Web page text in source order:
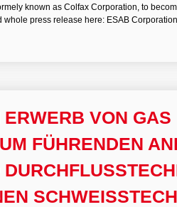
known as Colfax Corporation, to
press release here: ESAB
VON GAS
FÜHRENDEN